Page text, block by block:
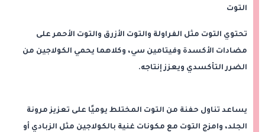
التوت
تحتوي التوت مثل الفراولة والتوت الأزرق والتوت الأحمر على
مضادات الأكسدة وفيتامين سي، وكلاهما يحمي الكولاجين من
الضرر التأكسدي ويعزز إنتاجه.
يساعد تناول حفنة من التوت المختلط يوميًا على تعزيز مرونة
الجلد، وامزج التوت مع مكونات غنية بالكولاجين مثل الزبادي أو